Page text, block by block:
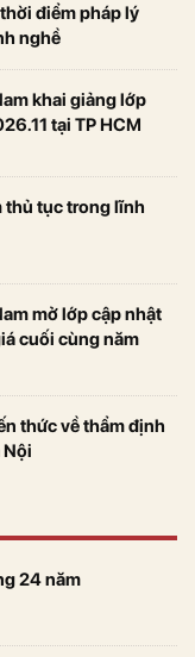
điểm pháp lý
nghề
khai giảng lớp
tại TP HCM
thủ tục trong lĩnh
mở lớp cập nhật
cuối cùng năm
thức về thẩm định
Nội
24 năm